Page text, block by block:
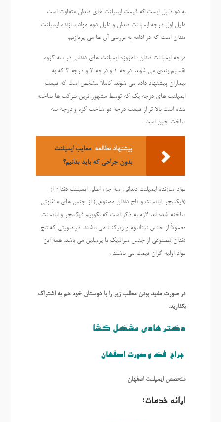
به دو دلیل ایست که قیمت ایمپلنت های دندان متفاوت است
دلیل اول درجه ایمپلنت دندان و دلیل دوم مواد سازنده ایمپلنت
دندان است که در ادامه به بررسی آن ها می پردازیم.
درجه ایمپلنت دندان : امروزه ایمپلنت های دندانی در سه گروه
تقسیم بندی می شوند. درجه 1 و درجه 2 و درجه 3 که به
بیماران پیشنهاد داده می شوند. کاملا مشخص است که قیمت
ایمپلنت های درجه یک که توسط مشهور ترین شرکت ها ساخته
شده است بالا تر از قیمت درجه دو ساخت کره و درجه سه
ساخت چین است.
پیشنهاد مطالعه معایب ایمپلنت
بدون جراحی که باید بدانیم؟
مواد سازنده ایمپلنت دندانی: سه جزء اصلی ایمپلنت دندان از
(فیکسچر، اباتمنت و تاج دندان مصنوعی) از جنس های متفاوتی
ساخنه شده اند. لازم به ذکر است که بگوییم فیکسچر و اباتمنت
معمولاً از جنس تیتانیوم و زیرکنیا می باشند. در صورتی که تاج
دندان مصنوعی از جنس سرامیک یا پرسلین می باشد. همه این
مواد اولیه گران قیمت می باشند .
در صورت مفید بودن مطلب زیر را با دوستان خود هم به اشتراک
بگذارید.
دکتر هادی مشکل گشا
جراح فک و صورت اصفهان
متخصص ایمپلنت اصفهان
ارائه خدمات: